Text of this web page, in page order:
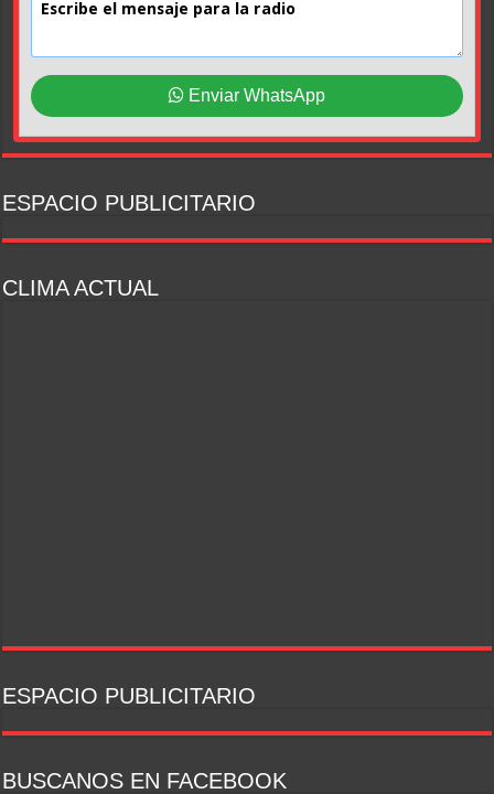
Enviar WhatsApp
ESPACIO PUBLICITARIO
CLIMA ACTUAL
ESPACIO PUBLICITARIO
BUSCANOS EN FACEBOOK